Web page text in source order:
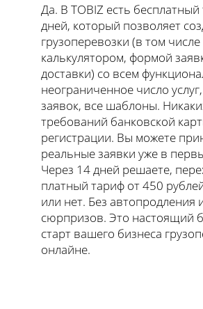
Да. В TOBIZ есть
дней, который позволяет
грузоперевозки (в том числе
калькулятором, формой
доставки) со всем
неограниченное число
заявок, все шаблоны.
требований банковской
регистрации. Вы можете
реальные заявки уже в
Через 14 дней решаете,
платный тариф от 450
или нет. Без автопродления
сюрпризов. Это настоящий
старт вашего бизнеса
онлайне.